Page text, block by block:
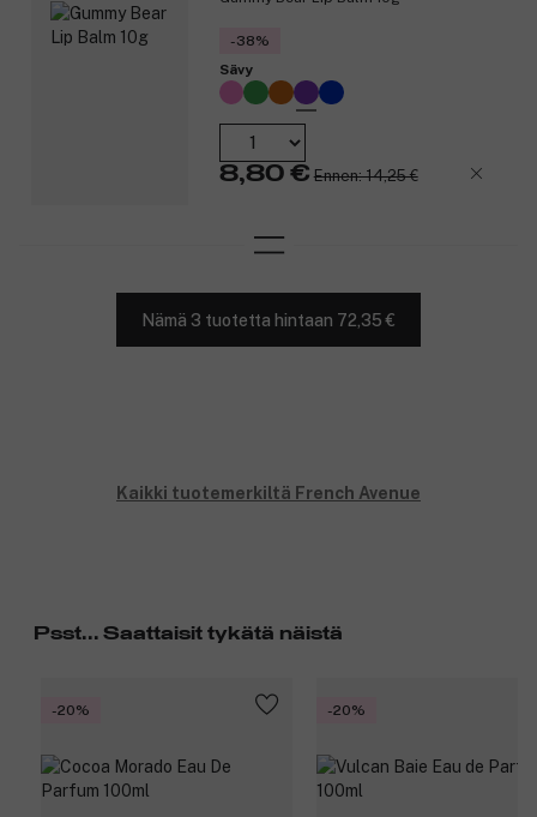
-38%
Sävy
8,80 € Ennen: 14,25 €
Nämä 3 tuotetta hintaan 72,35 €
Kaikki tuotemerkiltä French Avenue
Psst... Saattaisit tykätä näistä
-20% -20%